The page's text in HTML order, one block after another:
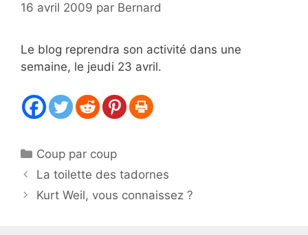
16 avril 2009 par Bernard
Le blog reprendra son activité dans une
semaine, le jeudi 23 avril.
Catégories
Coup par coup
La toilette des tadornes
Kurt Weil, vous connaissez ?